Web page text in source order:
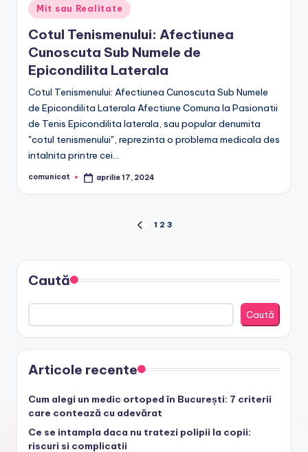
Posted
in
Mit sau Realitate
Cotul Tenismenului: Afectiunea
Cunoscuta Sub Numele de
Epicondilita Laterala
Cotul Tenismenului: Afectiunea Cunoscuta Sub Numele
de Epicondilita Laterala Afectiune Comuna la Pasionatii
de Tenis Epicondilita laterala, sau popular denumita
"cotul tenismenului", reprezinta o problema medicala des
intalnita printre cei…
Posted
comunicat aprilie 17, 2024
articole
PREVIOUS
1 2 3
Caută
Caută
Articole recente
Cum alegi un medic ortoped în București: 7 criterii
care contează cu adevărat
Ce se intampla daca nu tratezi polipii la copii:
riscuri si complicatii